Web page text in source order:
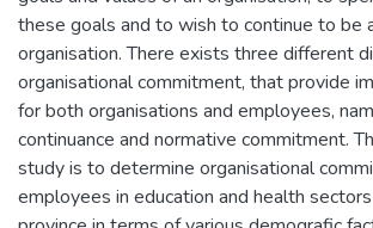
these goals and to wish to continue to be
organisation. There exists three different
organisational commitment, that provide
for both organisations and employees,
continuance and normative commitment.
study is to determine organisational
employees in education and health